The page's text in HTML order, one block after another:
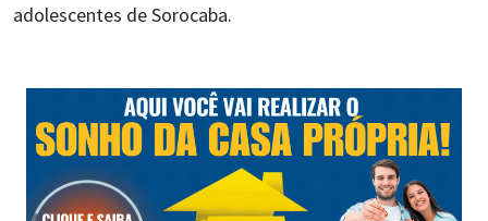
adolescentes de Sorocaba.